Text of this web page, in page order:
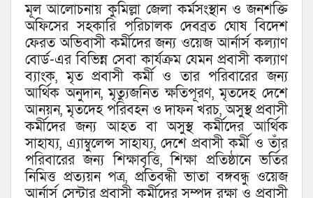
মূল আলোচনায় কুমিল্লা জেলা কর্মসংস্থান ও জনশক্তি
অফিসের সহকারি পরিচালক দেবব্রত ঘোষ বিদেশ
ফেরত অভিবাসী কর্মীদের জন্য ওয়েজ আর্নার্স কল্যাণ
বোর্ড-এর বিভিন্ন সেবা কার্যক্রম যেমন প্রবাসী কল্যাণ
ব্যাংক, মৃত প্রবাসী কর্মী ও তার পরিবারের জন্য
আর্থিক অনুদান, মৃত্যুজনিত ক্ষতিপূরণ, মৃতদেহ দেশে
আনয়ন, মৃতদেহ পরিবহন ও দাফন খরচ, অসুস্থ প্রবাসী
কর্মীদের জন্য আহত বা অসুস্থ কর্মীদের আর্থিক
সাহায্য, এ্যাম্বুলেন্স সাহায্য, দেশে প্রবাসী কর্মী ও তাঁর
পরিবারের জন্য শিক্ষাবৃত্তি, শিক্ষা প্রতিষ্ঠানে ভর্তির
নিমিত্ত প্রত্যয়ন পত্র, প্রতিবন্ধী ভাতা বঙ্গবন্ধু ওয়েজ
আর্নার্স সেন্টার প্রবাসী কর্মীদের সম্পদ রক্ষা ও প্রবাসী